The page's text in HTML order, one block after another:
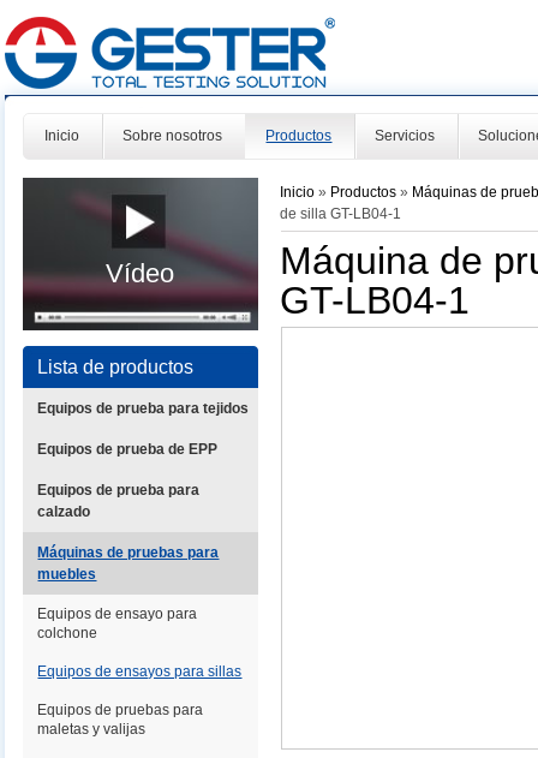
Inicio Sobre nosotros Productos Servicios
Vídeo
Lista de productos
Equipos de prueba para tejidos
Equipos de prueba de EPP
Equipos de prueba para
calzado
Máquinas de pruebas para
muebles
Equipos de ensayo para
colchone
Equipos de ensayos para sillas
Equipos de pruebas para
maletas y valijas
Inicio » Productos» Máquinas de
de silla GT-LB04-1
Máquina de
GT-LB04-1